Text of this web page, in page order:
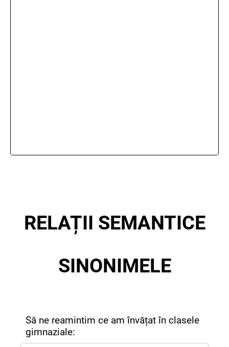
RELAȚII SEMANTICE
SINONIMELE
Să ne reamintim ce am învățat în clasele
gimnaziale: